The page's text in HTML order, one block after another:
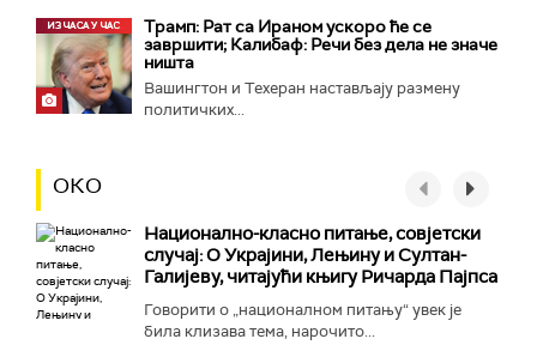
Трамп: Рат са Ираном ускоро ће се
завршити; Калибаф: Речи без дела не значе
ништа
Вашингтон и Техеран настављају размену
политичких...
ОКО
Национално-класнo питање, совјетски
случај: О Украјини, Лењину и Султан-
Галијеву, читајући књигу Ричарда Пајпса
Говорити о „националном питању“ увек је
била клизава тема, нарочито...